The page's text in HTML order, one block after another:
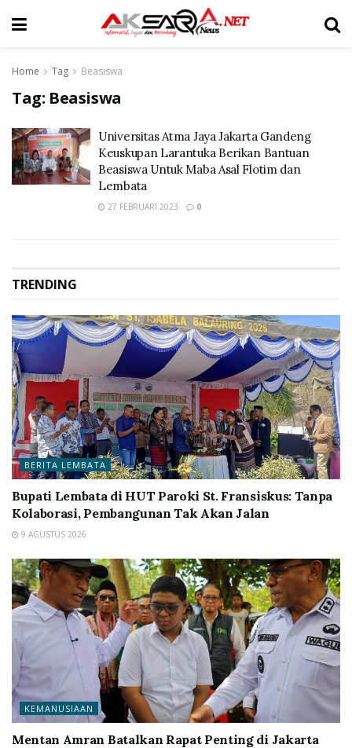
Home Tag Beasiswa
Tag: Beasiswa
Universitas Atma Jaya Jakarta Gandeng
Keuskupan Larantuka Berikan Bantuan
Beasiswa Untuk Maba Asal Flotim dan
Lembata
27 FEBRUARI 2023 0
TRENDING
BERITA LEMBATA
Bupati Lembata di HUT Paroki St. Fransiskus: Tanpa
Kolaborasi, Pembangunan Tak Akan Jalan
9 AGUSTUS 2026
KEMANUSIAAN
Mentan Amran Batalkan Rapat Penting di Jakarta